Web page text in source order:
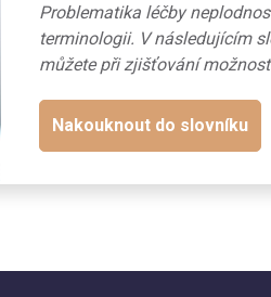
Problematika léčby
terminologii. V následujícím
můžete při zjišťování
Nakouknout do slovníku